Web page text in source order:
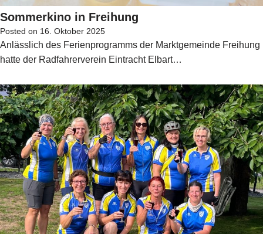
Sommerkino in Freihung
Posted on 16. Oktober 2025
Anlässlich des Ferienprogramms der Marktgemeinde Freihung
hatte der Radfahrerverein Eintracht Elbart…